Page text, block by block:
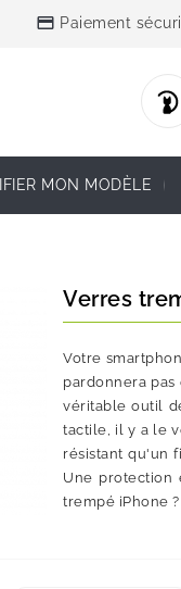
credit_card Paiement
MON MODÈLE
Verres
Votre
pardonnera
véritable outil
tactile, il y a le
résistant qu'un
Une protection
trempé iPhone